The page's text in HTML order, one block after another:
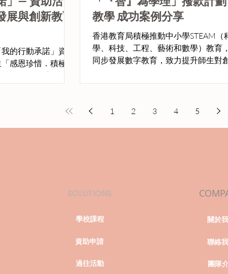
與創新教育
的行動承諾」資助
感恩珍惜．積極樂
值觀教育與科技融
教學 成功案例分享
香港教育局積極推動中小學STEAM（科
學、科技、工程、藝術和數學）教育，
同步發展數字教育，致力提升師生對創
一部分，教育局於今年推出 「『智』
初中科學教學，協助教師創新教學方
養，確保人工智能在教學中合乎道德
礎。 作為教育科技領域的市場領導者
這場AI轉型浪潮。這次培訓為教師開
論如何在日常備課和課堂內使用AI及
1 2 3 4 5
SOLUTIONS
學校課程
資助申請
過往活動
關於
聯絡
團隊